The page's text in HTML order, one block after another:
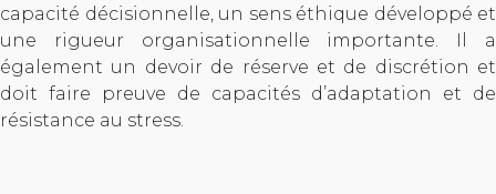
capacité décisionnelle, un sens éthique développé et
une rigueur organisationnelle importante. Il a
également un devoir de réserve et de discrétion et
doit faire preuve de capacités d’adaptation et de
résistance au stress.